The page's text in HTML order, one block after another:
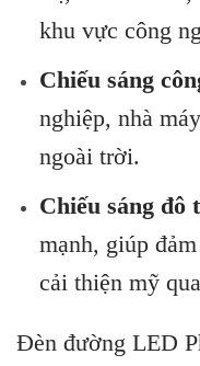
khu vực công
Chiếu sáng
nghiệp, nhà
ngoài trời.
Chiếu sáng đô
mạnh, giúp
cải thiện mỹ
Đèn đường LED